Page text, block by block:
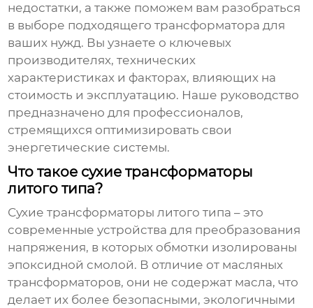
недостатки, а также поможем вам разобраться
в выборе подходящего трансформатора для
ваших нужд. Вы узнаете о ключевых
производителях, технических
характеристиках и факторах, влияющих на
стоимость и эксплуатацию. Наше руководство
предназначено для профессионалов,
стремящихся оптимизировать свои
энергетические системы.
Что такое сухие трансформаторы
литого типа?
Сухие трансформаторы литого типа – это
современные устройства для преобразования
напряжения, в которых обмотки изолированы
эпоксидной смолой. В отличие от масляных
трансформаторов, они не содержат масла, что
делает их более безопасными, экологичными